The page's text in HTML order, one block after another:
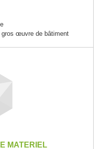
gros œuvre de bâtiment
MATERIEL